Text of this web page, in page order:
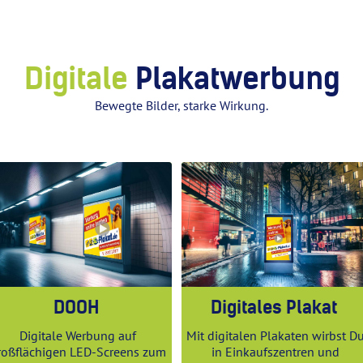
Digitale Plakatwerbung
Bewegte Bilder, starke Wirkung.
DOOH
Digitale Werbung auf
LED-Screens zum
Digitales Plakat
Mit digitalen Plakaten wirbst
in Einkaufszentren und